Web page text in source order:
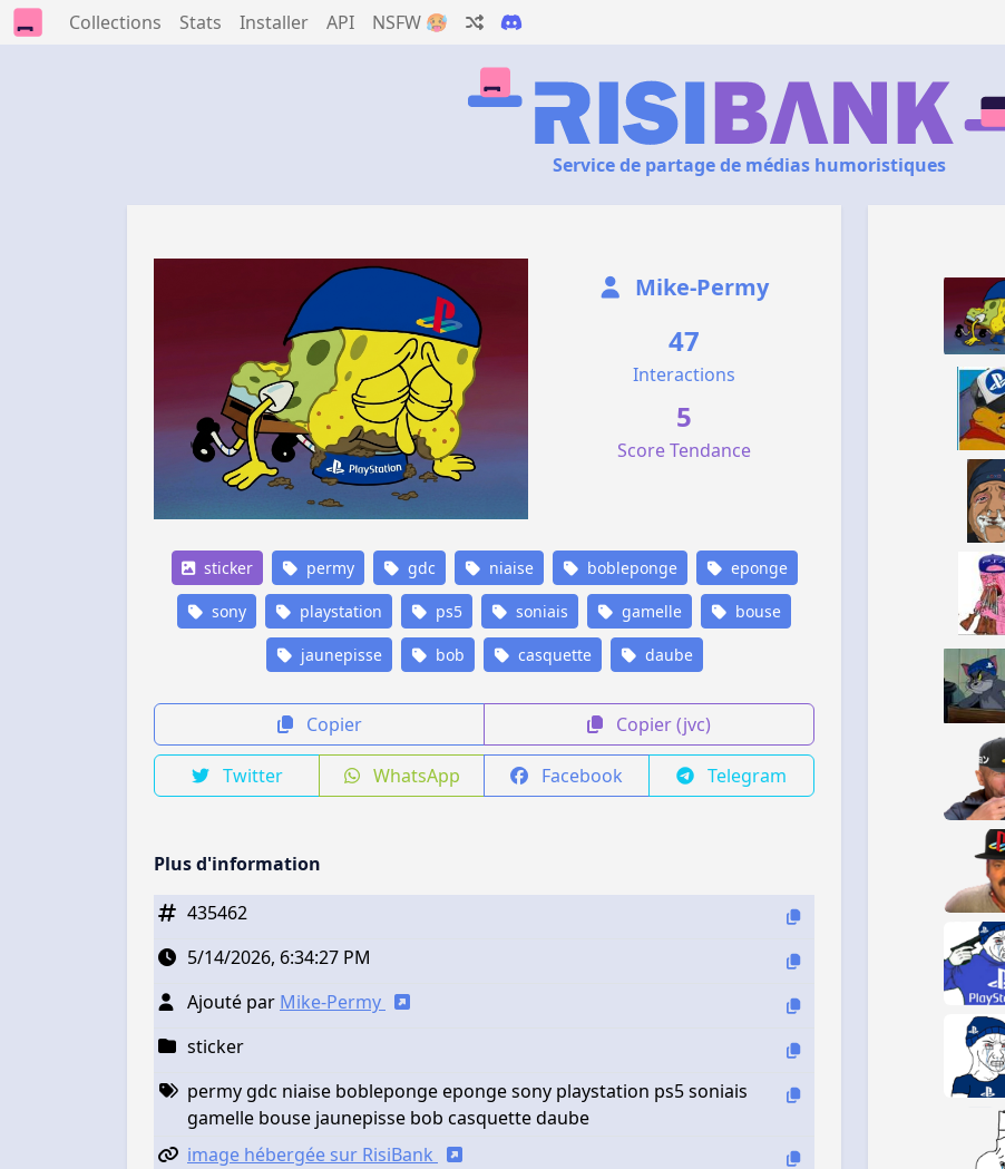
Collections Stats Installer API NSFW 🥵
Service de partage de médias humoristiques
Mike-Permy
47
Interactions
5
Score Tendance
sticker permy gdc niaise bobleponge eponge
sony playstation ps5 soniais gamelle bouse
jaunepisse bob casquette daube
Copier Copier (jvc)
Twitter WhatsApp Facebook Telegram
Plus d'information
435462
5/14/2026, 6:34:27 PM
Ajouté par Mike-Permy
sticker
permy gdc niaise bobleponge eponge sony playstation ps5 soniais
gamelle bouse jaunepisse bob casquette daube
image hébergée sur RisiBank